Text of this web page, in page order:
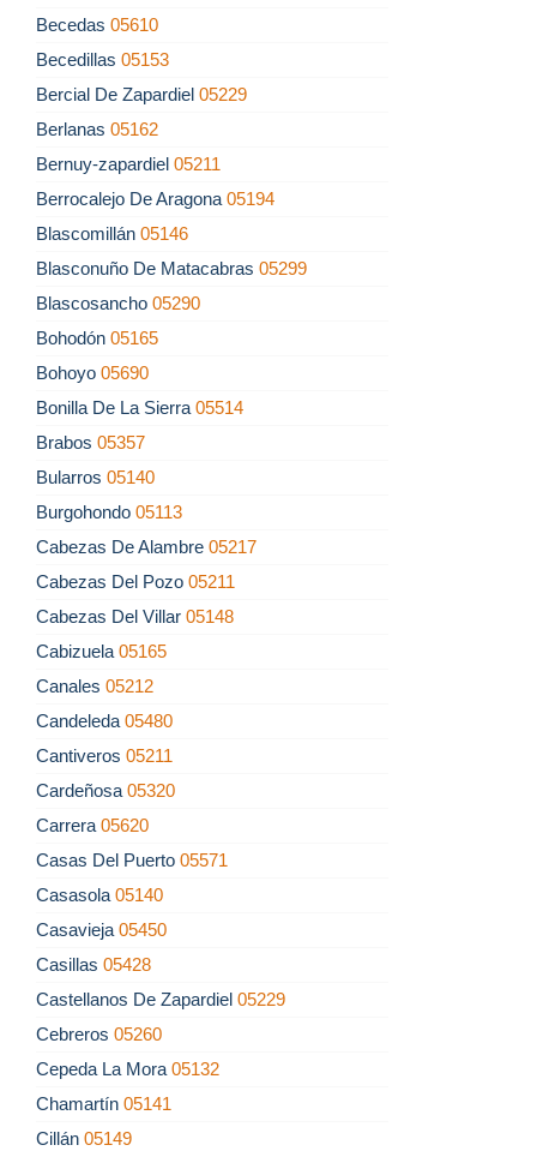
Becedas 05610
Becedillas 05153
Bercial De Zapardiel 05229
Berlanas 05162
Bernuy-zapardiel 05211
Berrocalejo De Aragona 05194
Blascomillán 05146
Blasconuño De Matacabras 05299
Blascosancho 05290
Bohodón 05165
Bohoyo 05690
Bonilla De La Sierra 05514
Brabos 05357
Bularros 05140
Burgohondo 05113
Cabezas De Alambre 05217
Cabezas Del Pozo 05211
Cabezas Del Villar 05148
Cabizuela 05165
Canales 05212
Candeleda 05480
Cantiveros 05211
Cardeñosa 05320
Carrera 05620
Casas Del Puerto 05571
Casasola 05140
Casavieja 05450
Casillas 05428
Castellanos De Zapardiel 05229
Cebreros 05260
Cepeda La Mora 05132
Chamartín 05141
Cillán 05149